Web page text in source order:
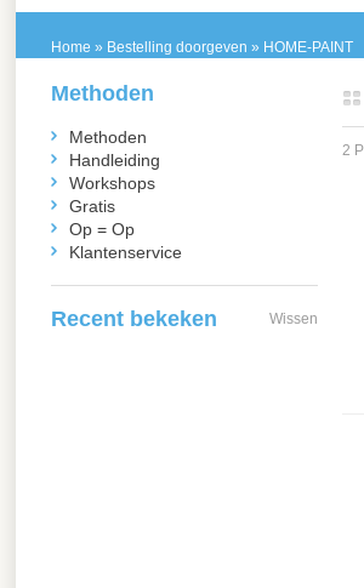
Home » Bestelling doorgeven » HOME-PAINT
2
Methoden
Methoden
Handleiding
Workshops
Gratis
Op = Op
Klantenservice
Recent bekeken Wissen